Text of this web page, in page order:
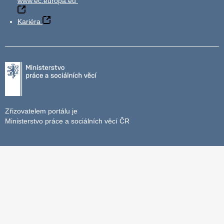
Kariéra
Zřizovatelem portálu je
Ministerstvo práce a sociálních věcí ČR